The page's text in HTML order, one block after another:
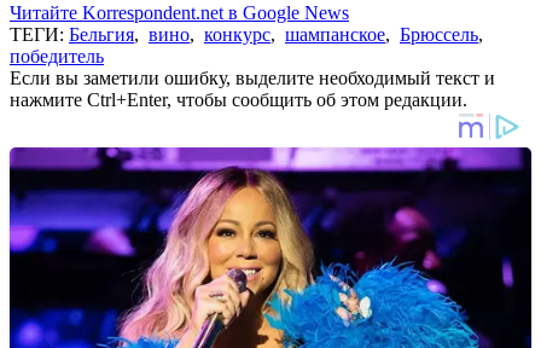
Читайте Korrespondent.net в Google News
ТЕГИ: Бельгия, вино, конкурс, шампанское, Брюссель,
победитель
Если вы заметили ошибку, выделите необходимый текст и
нажмите Ctrl+Enter, чтобы сообщить об этом редакции.